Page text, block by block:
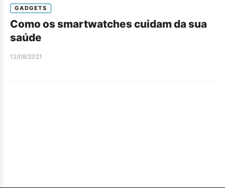
GADGETS
Como os smartwatches cuidam da sua
saúde
12/08/2021